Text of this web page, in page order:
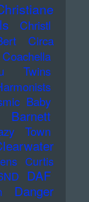
Christl
Circa
Coachella
Twins
Baby
Barnett
Town
Curtis
DAF
Danger